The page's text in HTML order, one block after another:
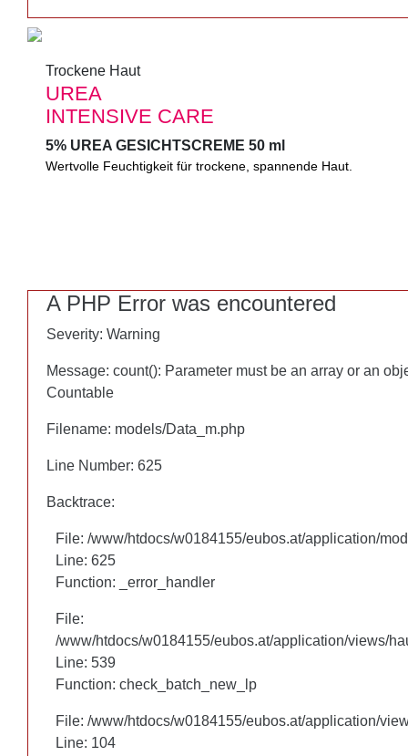
Trockene Haut
UREA
INTENSIVE CARE
5% UREA GESICHTSCREME 50 ml
Wertvolle Feuchtigkeit für trockene, spannende Gesichtshaut.
Trockene Haut
UREA
INTENSIVE CARE
5% UREA GESICHTSCREME 50 ml
Wertvolle Feuchtigkeit für trockene, spannende Haut.
A PHP Error was encountered
Severity: Warning
Message: count(): Parameter must be an array or an
Countable
Filename: models/Data_m.php
Line Number: 625
Backtrace:
File: /www/htdocs/w0184155/eubos.at/application/
Line: 625
Function: _error_handler
File:
/www/htdocs/w0184155/eubos.at/application/views/
Line: 460
Function: check_batch_new_lp
File: /www/htdocs/w0184155/eubos.at/application/
Line: 104
A PHP Error was encountered
Severity: Warning
Message: count(): Parameter must be an array or an
Countable
Filename: models/Data_m.php
Line Number: 625
Backtrace:
File: /www/htdocs/w0184155/eubos.at/application/
Line: 625
Function: _error_handler
File:
/www/htdocs/w0184155/eubos.at/application/views/
Line: 539
Function: check_batch_new_lp
File: /www/htdocs/w0184155/eubos.at/application/
Line: 104